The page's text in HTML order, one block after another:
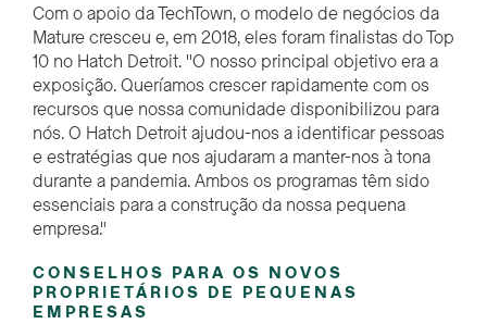
Com o apoio da TechTown, o modelo de negócios da
Mature cresceu e, em 2018, eles foram finalistas do Top
10 no Hatch Detroit. "O nosso principal objetivo era a
exposição. Queríamos crescer rapidamente com os
recursos que nossa comunidade disponibilizou para
nós. O Hatch Detroit ajudou-nos a identificar pessoas
e estratégias que nos ajudaram a manter-nos à tona
durante a pandemia. Ambos os programas têm sido
essenciais para a construção da nossa pequena
empresa."
CONSELHOS PARA OS NOVOS
PROPRIETÁRIOS DE PEQUENAS
EMPRESAS